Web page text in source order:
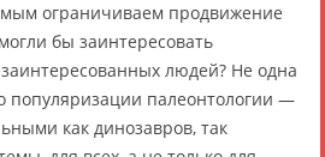
ограничиваем продвижение
бы заинтересовать
людей? Не одна
популяризации палеонтологии —
как динозавров, так